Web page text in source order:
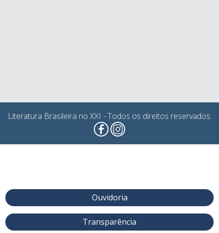
Literatura Brasileira no XXI - Todos os direitos reservados.
Ouvidoria
Transparência